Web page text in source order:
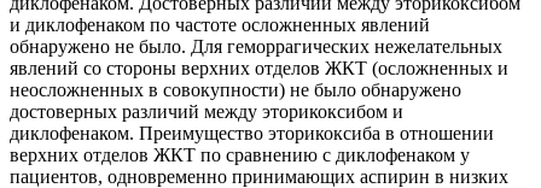
и диклофенаком по частоте осложненных явлений
обнаружено не было. Для геморрагических нежелательных
явлений со стороны верхних отделов ЖКТ (осложненных и
неосложненных в совокупности) не было обнаружено
достоверных различий между эторикоксибом и
диклофенаком. Преимущество эторикоксиба в отношении
верхних отделов ЖКТ по сравнению с диклофенаком у
пациентов, одновременно принимающих аспирин в низких